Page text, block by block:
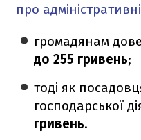
про
громадянам
до 255 гривень;
тоді як
господарської
гривень.